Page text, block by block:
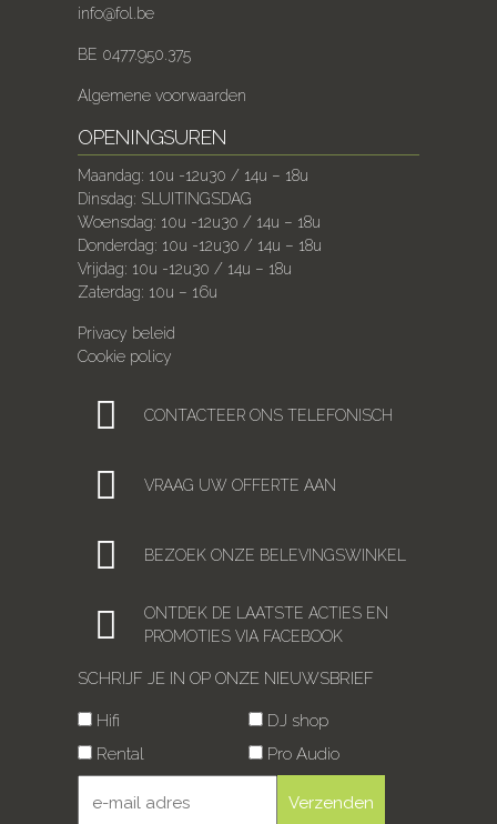
info@fol.be
BE 0477.950.375
Algemene voorwaarden
OPENINGSUREN
Maandag: 10u -12u30 / 14u – 18u
Dinsdag: SLUITINGSDAG
Woensdag: 10u -12u30 / 14u – 18u
Donderdag: 10u -12u30 / 14u – 18u
Vrijdag: 10u -12u30 / 14u – 18u
Zaterdag: 10u – 16u
Privacy beleid
Cookie policy
CONTACTEER ONS TELEFONISCH
VRAAG UW OFFERTE AAN
BEZOEK ONZE BELEVINGSWINKEL
ONTDEK DE LAATSTE ACTIES EN
PROMOTIES VIA FACEBOOK
SCHRIJF JE IN OP ONZE NIEUWSBRIEF
Hifi
DJ shop
Rental
Pro Audio